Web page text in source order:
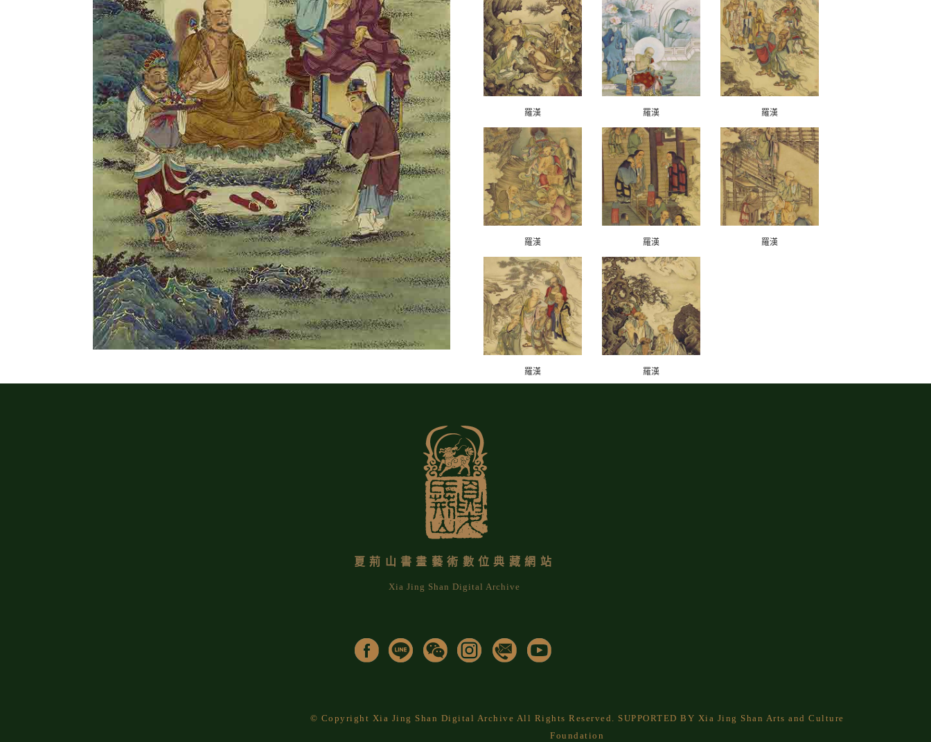
羅漢 羅漢 羅漢
羅漢 羅漢 羅漢
羅漢 羅漢
夏荊山書畫藝術數位典藏網站
Xia Jing Shan Digital Archive
© Copyright Xia Jing Shan Digital Archive All Rights Reserved. SUPPORTED BY Xia Jing Shan Arts and Culture
Foundation